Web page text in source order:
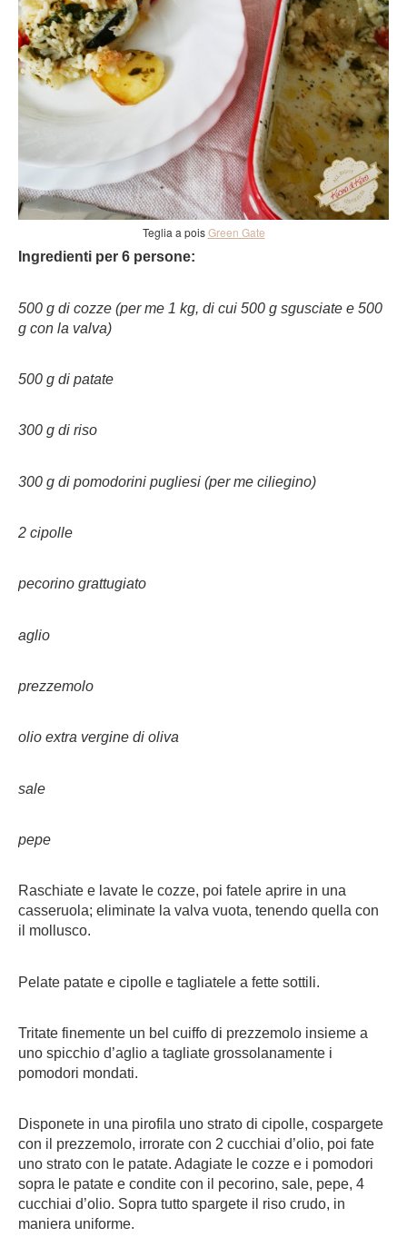
Teglia a poisGreen Gate
Ingredienti per 6 persone:
500 g di cozze (per me 1 kg, di cui 500 g sgusciate e 500
g con la valva)
500 g di patate
300 g di riso
300 g di pomodorini pugliesi (per me ciliegino)
2 cipolle
pecorino grattugiato
aglio
prezzemolo
olio extra vergine di oliva
sale
pepe
Raschiate e lavate le cozze, poi fatele aprire in una
casseruola; eliminate la valva vuota, tenendo quella con
il mollusco.
Pelate patate e cipolle e tagliatele a fette sottili.
Tritate finemente un bel cuiffo di prezzemolo insieme a
uno spicchio d’aglio a tagliate grossolanamente i
pomodori mondati.
Disponete in una pirofila uno strato di cipolle, cospargete
con il prezzemolo, irrorate con 2 cucchiai d’olio, poi fate
uno strato con le patate. Adagiate le cozze e i pomodori
sopra le patate e condite con il pecorino, sale, pepe, 4
cucchiai d’olio. Sopra tutto spargete il riso crudo, in
maniera uniforme.